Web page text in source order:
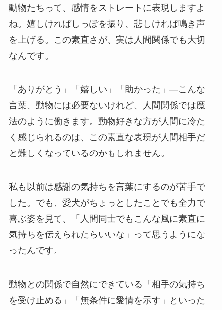
動物たちって、感情をストレートに表現しますよ
ね。嬉しければしっぽを振り、悲しければ鳴き声
を上げる。この素直さが、実は人間関係でも大切
なんです。
「ありがとう」「嬉しい」「助かった」—こんな
言葉、動物には必要ないけれど、人間関係では魔
法のように働きます。動物好きな方が人間に冷た
く感じられるのは、この素直な表現が人間相手だ
と難しくなっているのかもしれません。
私も以前は感謝の気持ちを言葉にするのが苦手で
した。でも、愛犬がちょっとしたことでも全力で
喜ぶ姿を見て、「人間同士でもこんな風に素直に
気持ちを伝えられたらいいな」って思うようにな
ったんです。
動物との関係で自然にできている「相手の気持ち
を受け止める」「無条件に愛情を示す」といった